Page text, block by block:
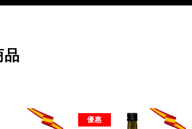
品
優惠